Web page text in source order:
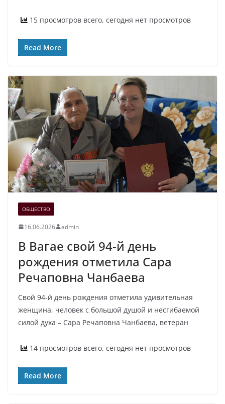
15 просмотров всего, сегодня нет просмотров
Read More
ОБЩЕСТВО
16.06.2026 admin
В Вагае свой 94-й день
рождения отметила Сара
Речаповна Чанбаева
Свой 94‑й день рождения отметила удивительная
женщина, человек с большой душой и несгибаемой
силой духа – Сара Речаповна Чанбаева, ветеран
14 просмотров всего, сегодня нет просмотров
Read More